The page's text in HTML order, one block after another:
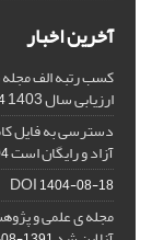
آخرین اخبار
کسب رتبه الف
ارزیابی سال 1403
دسترسی به فایل
آزاد و رایگان است
DOI1404-08-18
مجله ی علمی و